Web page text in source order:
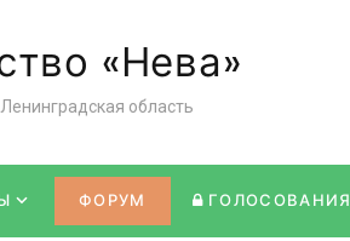
«Нева»
область
ФОРУМ ГОЛОСОВАНИЯ